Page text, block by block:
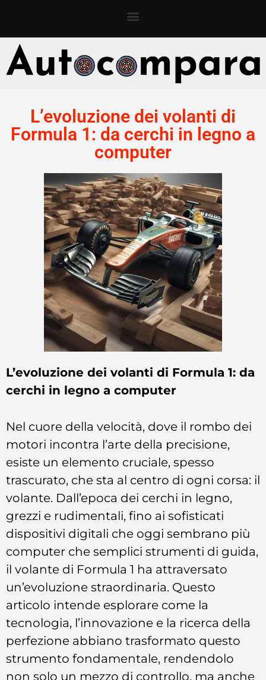
L’evoluzione dei volanti di
Formula 1: da cerchi in legno a
computer
L’evoluzione dei volanti di Formula 1: da
cerchi in legno a computer
Nel cuore della velocità, dove il rombo dei
motori incontra l’arte della precisione,
esiste un elemento cruciale, spesso
trascurato, che sta al centro di ogni corsa: il
volante. Dall’epoca dei cerchi in legno,
grezzi e rudimentali, fino ai sofisticati
dispositivi digitali che oggi sembrano più
computer che semplici strumenti di guida,
il volante di Formula 1 ha attraversato
un’evoluzione straordinaria. Questo
articolo intende esplorare come la
tecnologia, l’innovazione e la ricerca della
perfezione abbiano trasformato questo
strumento fondamentale, rendendolo
non solo un mezzo di controllo, ma anche